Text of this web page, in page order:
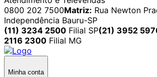
0800 202 7500Matriz: Rua Newton
Independência Bauru-SP
(11) 3234 2500 Filial SP(21) 3952
2116 2300 Filial MG
Minha conta